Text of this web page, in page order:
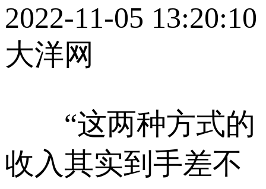
2022-11-05 13:20:10
大洋网
“这两种方式的
收入其实到手差不